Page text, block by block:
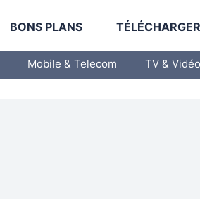
BONS PLANS
Mobile & Telecom TV & Vidéo